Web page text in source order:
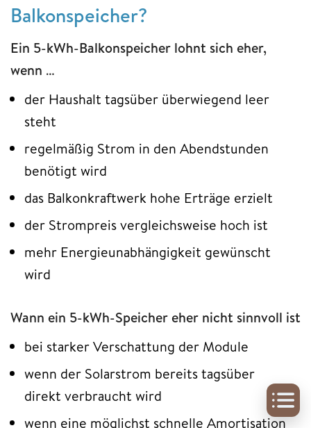
Balkonspeicher?
Ein 5-kWh-Balkonspeicher lohnt sich eher,
wenn …
der Haushalt tagsüber überwiegend leer
steht
regelmäßig Strom in den Abendstunden
benötigt wird
das Balkonkraftwerk hohe Erträge erzielt
der Strompreis vergleichsweise hoch ist
mehr Energieunabhängigkeit gewünscht
wird
Wann ein 5-kWh-Speicher eher nicht sinnvoll ist
bei starker Verschattung der Module
wenn der Solarstrom bereits tagsüber
direkt verbraucht wird
wenn eine möglichst schnelle Amortisation